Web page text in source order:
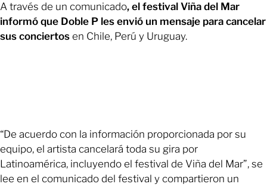
A través de un comunicado, el festival Viña del Mar
informó que Doble P les envió un mensaje para cancelar
sus conciertos en Chile, Perú y Uruguay.
“De acuerdo con la información proporcionada por su
equipo, el artista cancelará toda su gira por
Latinoamérica, incluyendo el festival de Viña del Mar”, se
lee en el comunicado del festival y compartieron un